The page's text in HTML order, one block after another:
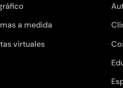
a medida
virtuales